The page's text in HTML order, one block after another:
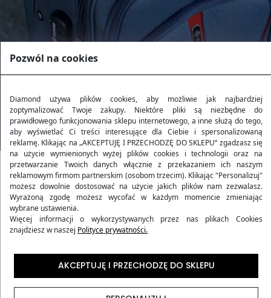
Kolekcja RUBY
KolekcjaRUBY to harmonijne połączenie wytrzymałości
i stylu, inspirowane blaskiem rubinu. Produkty z tej
wygląd, ale także niezawodność i komfort w każdej
podróży. Wykonane z niezwykle trwałego materiału
Codura 1200D, gwarantują wyjątkową ochronę
Pozwól na cookies
Diamond używa plików cookies, aby możliwie jak najbardziej
zoptymalizować Twoje zakupy. Niektóre pliki są niezbędne do
prawidłowego funkcjonowania sklepu internetowego, a inne służą do tego,
aby wyświetlać Ci treści interesujące dla Ciebie i spersonalizowaną
reklamę. Klikając na „AKCEPTUJĘ I PRZECHODZĘ DO SKLEPU“ zgadzasz się
na użycie wymienionych wyżej plików cookies i technologii oraz na
przetwarzanie Twoich danych włącznie z przekazaniem ich naszym
reklamowym firmom partnerskim (osobom trzecim). Klikając "Personalizuj"
możesz dowolnie dostosować na użycie jakich plików nam zezwalasz.
Wyrażoną zgodę możesz wycofać w każdym momencie zmieniając
wybrane ustawienia.
Więcej informacji o wykorzystywanych przez nas plikach Cookies
znajdziesz w naszej Polityce prywatności.
AKCEPTUJĘ I PRZECHODZĘ DO SKLEPU